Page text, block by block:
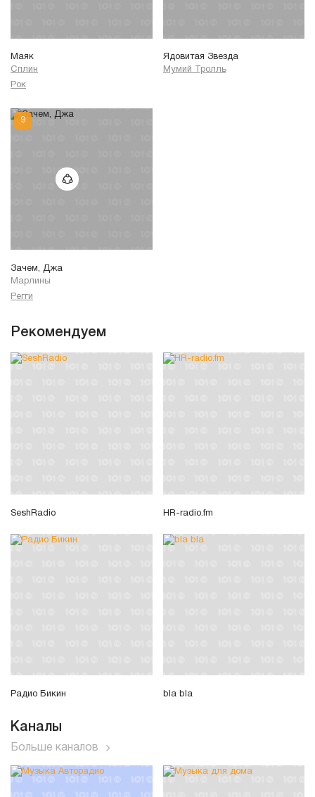
Маяк
Сплин
Рок
Ядовитая Звезда
Мумий Тролль
Зачем, Джа
Марлины
Регги
Рекомендуем
SeshRadio HR-radio.fm
Радио Бикин bla bla
Каналы
Больше каналов